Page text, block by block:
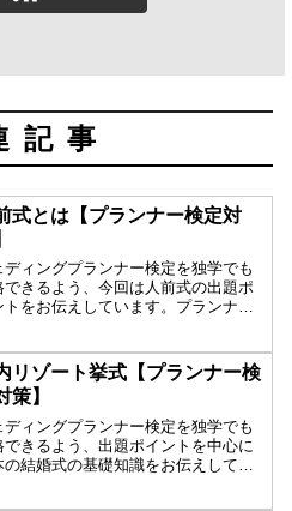
記事
式とは【プランナー検定対
ディングプランナー検定を独学でも
できるよう、今回は人前式の出題ポ
トをお伝えしています。プランナー
おすすめの基礎知識です。
リゾート挙式【プランナー検
策】
ディングプランナー検定を独学でも
できるよう、出題ポイントを中心に
の結婚式の基礎知識をお伝えしてい